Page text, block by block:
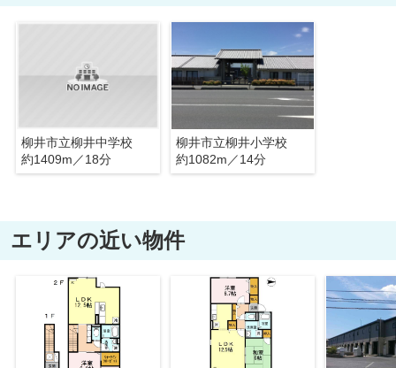
柳井市立柳井中学校
約1409m／18分
柳井市立柳井小学校
約1082m／14分
エリアの近い物件